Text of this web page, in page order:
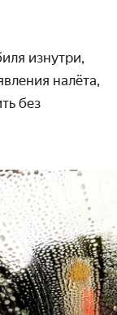
изнутри,
налёта,
без